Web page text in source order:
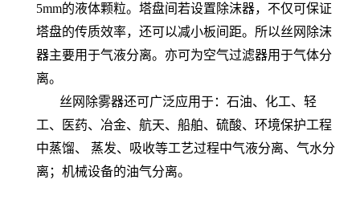
5mm的液体颗粒。塔盘间若设置除沫器，不仅可保证
塔盘的传质效率，还可以减小板间距。所以丝网除沫
器主要用于气液分离。亦可为空气过滤器用于气体分
离。
丝网除雾器还可广泛应用于：石油、化工、轻
工、医药、冶金、航天、船舶、硫酸、环境保护工程
中蒸馏、 蒸发、吸收等工艺过程中气液分离、气水分
离；机械设备的油气分离。